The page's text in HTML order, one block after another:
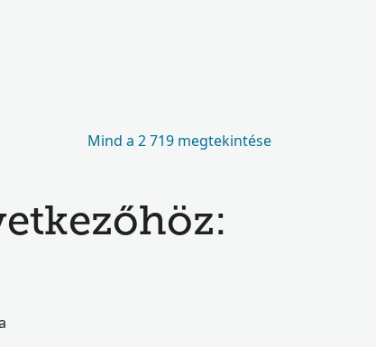
Mind a 2 719 megtekintése